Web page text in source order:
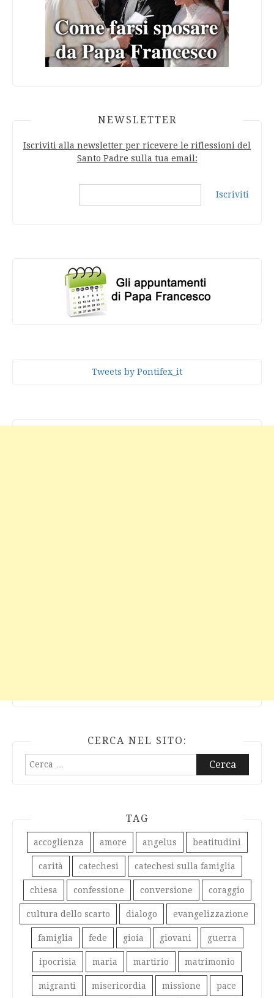
NEWSLETTER
Iscriviti alla newsletter per ricevere le riflessioni del
Santo Padre sulla tua email:
Iscriviti
Tweets by Pontifex_it
CERCA NEL SITO:
Ricerca
per:
TAG
accoglienza amore angelus beatitudini
carità catechesi catechesi sulla famiglia
chiesa confessione conversione coraggio
cultura dello scarto dialogo evangelizzazione
famiglia fede gioia giovani guerra
ipocrisia maria martirio matrimonio
migranti misericordia missione pace